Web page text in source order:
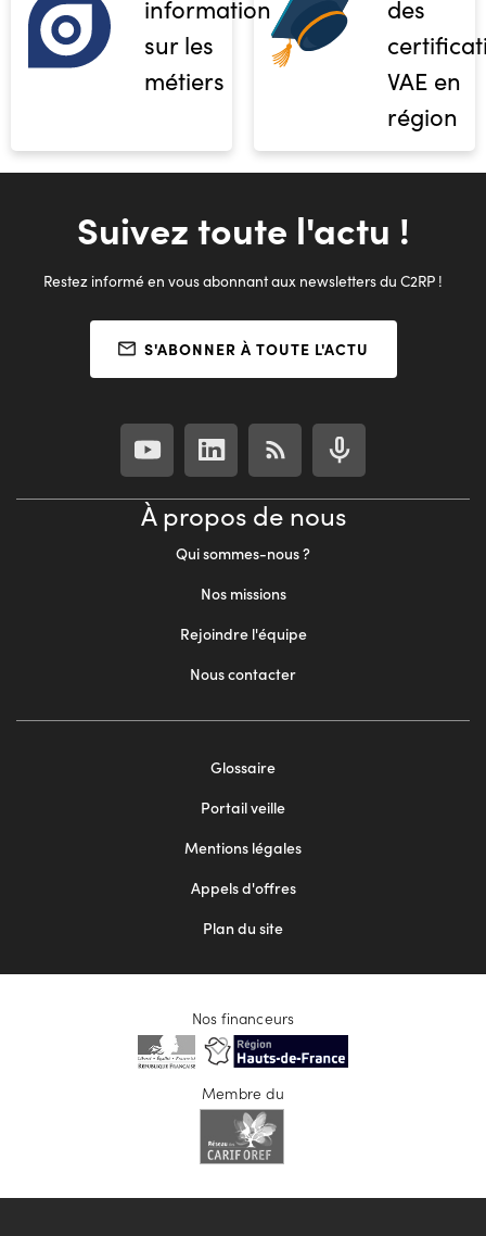
informations
sur les
métiers
des
VAE en
région
Suivez toute l'actu !
Restez informé en vous abonnant aux newsletters du C2RP !
S'ABONNER À TOUTE L'ACTU
À propos de nous
Qui sommes-nous ?
Nos missions
Rejoindre l'équipe
Nous contacter
Glossaire
Portail veille
Mentions légales
Appels d'offres
Plan du site
Nos financeurs
Membre du